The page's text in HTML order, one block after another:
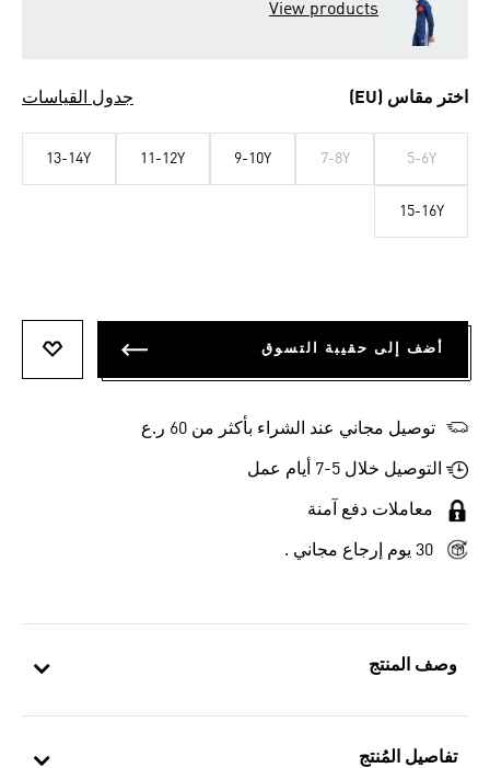
وصف المنتج
تفاصيل المُنتج
View products
اختر مقاس (EU) جدول القياسات
5-6Y
7-8Y
9-10Y
11-12Y
13-14Y
15-16Y
أضف إلى حقيبة التسوق
توصيل مجاني عند الشراء بأكثر من 60 ر.ع
التوصيل خلال 5-7 أيام عمل
معاملات دفع آمنة